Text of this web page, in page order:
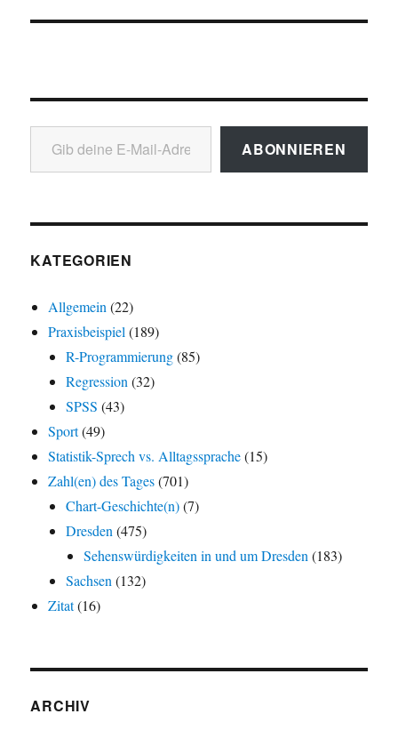
Gib deine E-Mail-Adresse ein ...
ABONNIEREN
KATEGORIEN
Allgemein (22)
Praxisbeispiel (189)
R-Programmierung(85)
Regression (32)
SPSS (43)
Sport(49)
Statistik-Sprech vs. Alltagssprache(15)
Zahl(en) des Tages(701)
Chart-Geschichte(n)(7)
Dresden (475)
Sehenswürdigkeiten in und um Dresden (183)
Sachsen (132)
Zitat(16)
ARCHIV